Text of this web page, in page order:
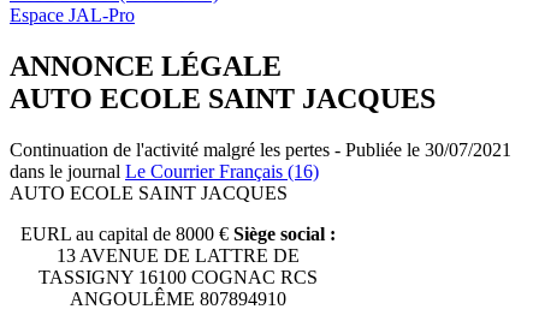
Espace JAL-Pro
ANNONCE LÉGALE
AUTO ECOLE SAINT JACQUES
Continuation de l'activité malgré les pertes - Publiée le 30/07/2021
dans le journal Le Courrier Français (16)
AUTO ECOLE SAINT JACQUES
EURL au capital de 8000 € Siège social :
13 AVENUE DE LATTRE DE
TASSIGNY 16100 COGNAC RCS
ANGOULÊME 807894910